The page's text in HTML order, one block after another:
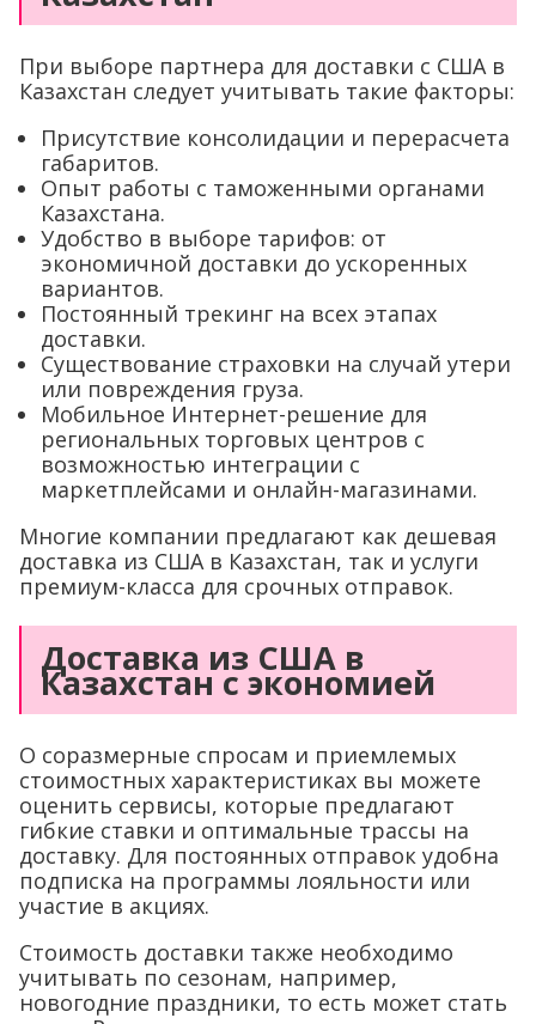
При выборе партнера для доставки с США в
Казахстан следует учитывать такие факторы:
Присутствие консолидации и перерасчета
габаритов.
Опыт работы с таможенными органами
Казахстана.
Удобство в выборе тарифов: от
экономичной доставки до ускоренных
вариантов.
Постоянный трекинг на всех этапах
доставки.
Существование страховки на случай утери
или повреждения груза.
Мобильное Интернет-решение для
региональных торговых центров с
возможностью интеграции c
маркетплейсами и онлайн-магазинами.
Многие компании предлагают как дешевая
доставка из США в Казахстан, так и услуги
премиум-класса для срочных отправок.
Доставка из США в
Казахстан с экономией
О соразмерные спросам и приемлемых
стоимостных характеристиках вы можете
оценить сервисы, которые предлагают
гибкие ставки и оптимальные трассы на
доставку. Для постоянных отправок удобна
подписка на программы лояльности или
участие в акциях.
Стоимость доставки также необходимо
учитывать по сезонам, например,
новогодние праздники, то есть может стать